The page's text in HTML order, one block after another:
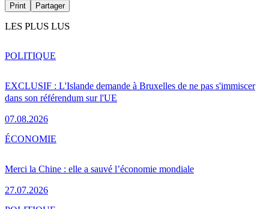
Print Partager
LES PLUS LUS
EXCLUSIF : L'Islande demande à Bruxelles de ne pas s'immiscer
dans son référendum sur l'UE
07.08.2026
POLITIQUE
Merci la Chine : elle a sauvé l’économie mondiale
27.07.2026
ÉCONOMIE